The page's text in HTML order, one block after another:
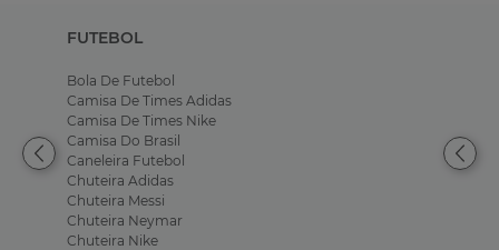
FUTEBOL
Bola De Futebol
Camisa De Times Adidas
Camisa De Times Nike
Camisa Do Brasil
Caneleira Futebol
Chuteira Adidas
Chuteira Messi
Chuteira Neymar
Chuteira Nike